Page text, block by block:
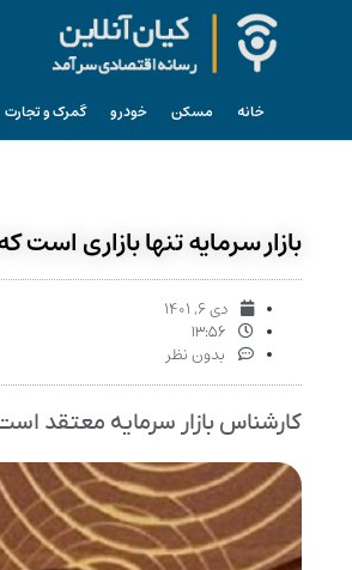
خانه مسکن خودرو گمرک و تجارت
بازار سرمایه تنها بازاری
دی ۶, ۱۴۰۱
۱۳:۵۶
بدون نظر
کارشناس بازار سرمایه معتقد